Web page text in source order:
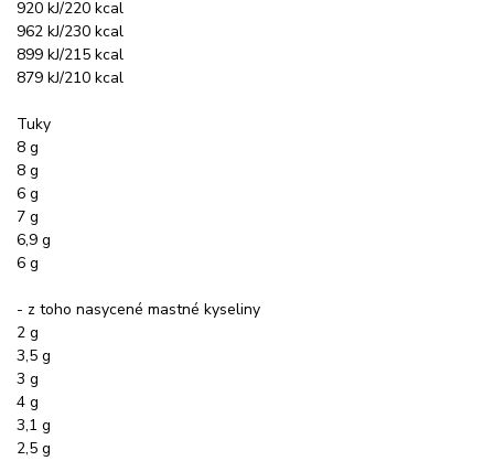
920 kJ/220 kcal
962 kJ/230 kcal
899 kJ/215 kcal
879 kJ/210 kcal
Tuky
8 g
8 g
6 g
7 g
6,9 g
6 g
- z toho nasycené mastné kyseliny
2 g
3,5 g
3 g
4 g
3,1 g
2,5 g